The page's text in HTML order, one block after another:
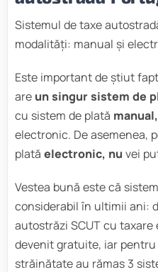
Sistemul de taxe
modalități: manual și
Este important de știut
are un singur sistem de
cu sistem de plată
electronic. De asemenea,
plată electronic, nu vei
Vestea bună este că
considerabil în ultimii ani:
autostrăzi SCUT cu
devenit gratuite, iar
străinătate au rămas 3